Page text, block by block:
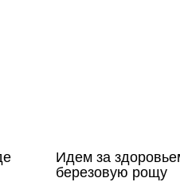
Идем за
березовую рощу